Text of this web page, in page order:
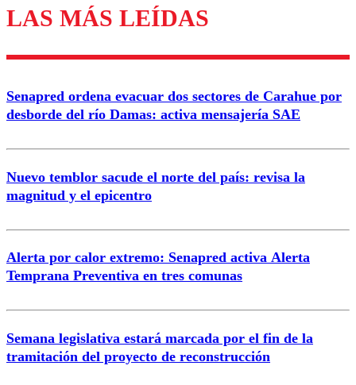
LAS MÁS LEÍDAS
Senapred ordena evacuar dos sectores de Carahue por
desborde del río Damas: activa mensajería SAE
Nuevo temblor sacude el norte del país: revisa la
magnitud y el epicentro
Alerta por calor extremo: Senapred activa Alerta
Temprana Preventiva en tres comunas
Semana legislativa estará marcada por el fin de la
tramitación del proyecto de reconstrucción